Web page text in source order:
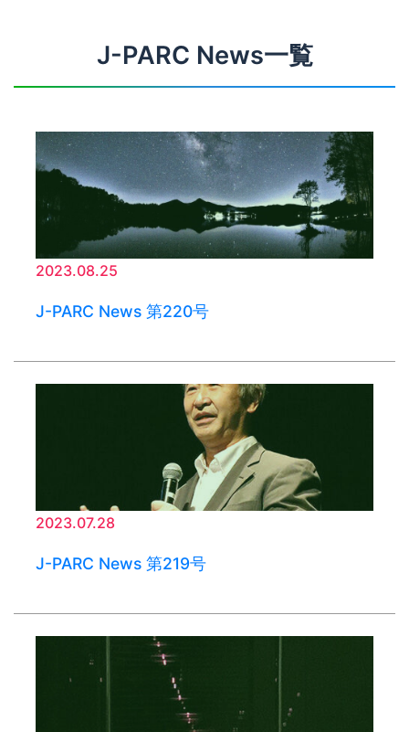
J-PARC News一覧
2023.08.25
J-PARC News 第220号
2023.07.28
J-PARC News 第219号